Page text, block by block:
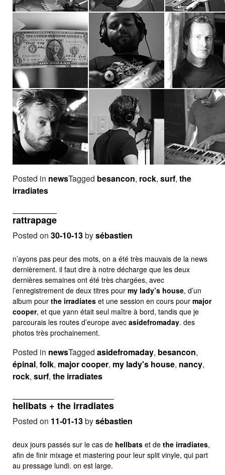
Posted in newsTagged besancon, rock, surf, the
irradiates
rattrapage
Posted on 30-10-13bysébastien
n’ayons pas peur des mots, on a été très mauvais de la news
dernièrement. il faut dire à notre décharge que les deux
dernières semaines ont été très chargées, avec
l’enregistrement de deux titres pour my lady’s house, d’un
album pour the irradiates et une session en cours pour major
cooper, et que yann était seul maître à bord, tandis que je
parcourais les routes d’europe avec asidefromaday. des
photos très prochainement.
Posted in newsTagged asidefromaday, besancon,
épinal, folk, major cooper, my lady's house, nancy,
rock, surf, the irradiates
hellbats + the irradiates
Posted on 11-01-13bysébastien
deux jours passés sur le cas de hellbats et de the irradiates,
afin de finir mixage et mastering pour leur split vinyle, qui part
au pressage lundi. on est large.